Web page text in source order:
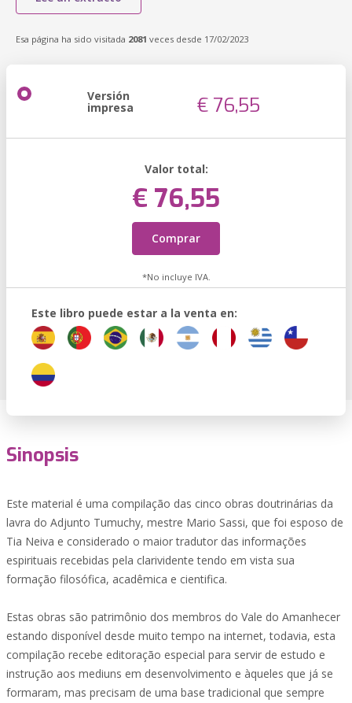
Esa página ha sido visitada 2081 veces desde 17/02/2023
Versión
impresa € 76,55
Valor total:
€ 76,55
Comprar
*No incluye IVA.
Este libro puede estar a la venta en:
Sinopsis
Este material é uma compilação das cinco obras doutrinárias da
lavra do Adjunto Tumuchy, mestre Mario Sassi, que foi esposo de
Tia Neiva e considerado o maior tradutor das informações
espirituais recebidas pela clarividente tendo em vista sua
formação filosófica, acadêmica e cientifica.
Estas obras são patrimônio dos membros do Vale do Amanhecer
estando disponível desde muito tempo na internet, todavia, esta
compilação recebe editoração especial para servir de estudo e
instrução aos mediuns em desenvolvimento e àqueles que já se
formaram, mas precisam de uma base tradicional que sempre